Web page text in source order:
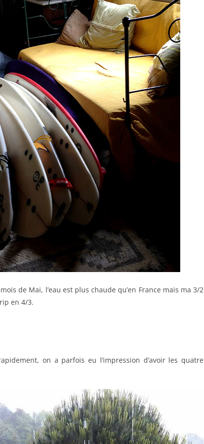
de Mai, l’eau est plus chaude qu’en France mais ma 3/2
en 4/3.
on a parfois eu l’impression d’avoir les quatre